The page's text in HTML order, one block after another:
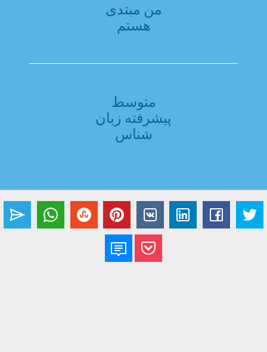
من مبتدی
هستم
متوسط
پیشرفته زبان
شناس